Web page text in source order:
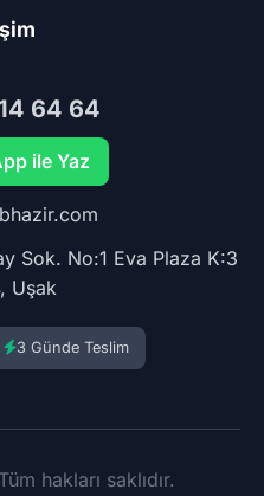
64 64
ile Yaz
Sok. No:1 Eva Plaza K:3
Uşak
3 Günde Teslim
hakları saklıdır.